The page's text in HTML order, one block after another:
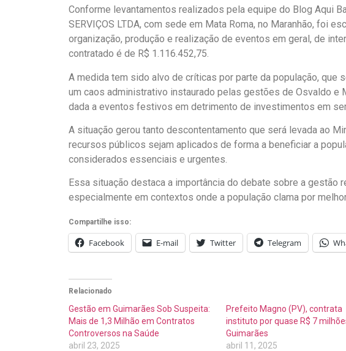
Conforme levantamentos realizados pela equipe do Blog Aqui
SERVIÇOS LTDA, com sede em Mata Roma, no Maranhão, foi
organização, produção e realização de eventos em geral, de
contratado é de R$ 1.116.452,75.
A medida tem sido alvo de críticas por parte da população, que
um caos administrativo instaurado pelas gestões de Osvaldo e
dada a eventos festivos em detrimento de investimentos em
A situação gerou tanto descontentamento que será levada ao
recursos públicos sejam aplicados de forma a beneficiar a
considerados essenciais e urgentes.
Essa situação destaca a importância do debate sobre a gestão
especialmente em contextos onde a população clama por
Compartilhe isso:
Facebook E-mail Twitter Telegram
Relacionado
Gestão em Guimarães Sob Suspeita:
Mais de 1,3 Milhão em Contratos
Controversos na Saúde
abril 23, 2025
Prefeito Magno (PV), contrata
instituto por quase R$ 7
Guimarães
abril 11, 2025